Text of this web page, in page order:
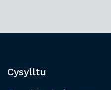
Cysylltu